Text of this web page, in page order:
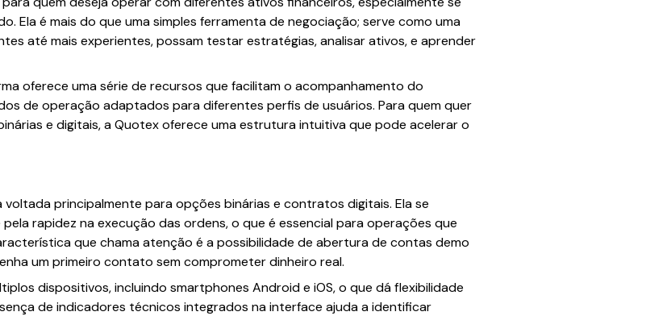
Ela é mais do que uma simples ferramenta de negociação; serve como uma
até mais experientes, possam testar estratégias, analisar ativos, e aprender
oferece uma série de recursos que facilitam o acompanhamento do
de operação adaptados para diferentes perfis de usuários. Para quem quer
e digitais, a Quotex oferece uma estrutura intuitiva que pode acelerar o
principalmente para opções binárias e contratos digitais. Ela se
rapidez na execução das ordens, o que é essencial para operações que
que chama atenção é a possibilidade de abertura de contas demo
um primeiro contato sem comprometer dinheiro real.
dispositivos, incluindo smartphones Android e iOS, o que dá flexibilidade
de indicadores técnicos integrados na interface ajuda a identificar